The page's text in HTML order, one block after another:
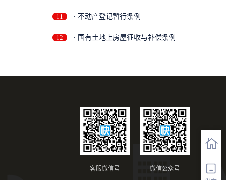
11 · 不动产登记暂行条例
12 · 国有土地上房屋征收与补偿条例
微信公众号
客服微信号